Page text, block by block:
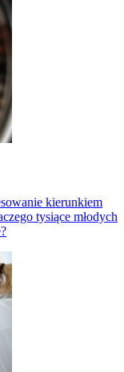
kierunkiem
tysiące młodych